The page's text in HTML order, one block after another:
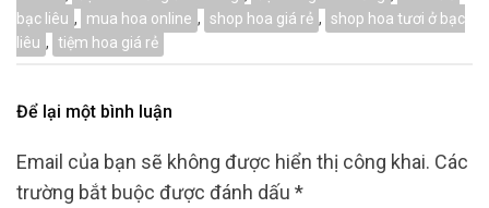
bạc liêu , mua hoa online , shop hoa giá rẻ , shop hoa tươi ở bạc
liêu , tiệm hoa giá rẻ
Để lại một bình luận
Email của bạn sẽ không được hiển thị công khai. Các
trường bắt buộc được đánh dấu *